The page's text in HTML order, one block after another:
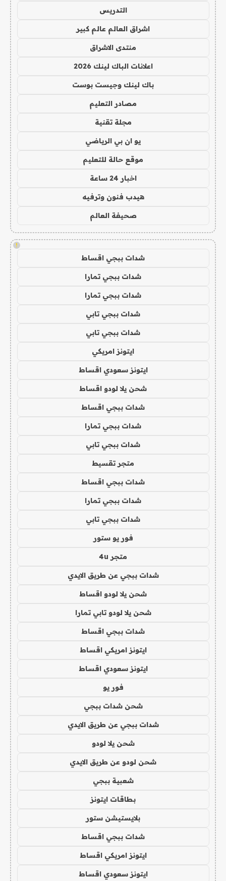
التدريس
اشراق العالم عالم كبير
منتدى الاشراق
اعلانات الباك لينك 2026
باك لينك وجيست بوست
مصادر التعليم
مجلة تقنية
يو ان بي الرياضي
موقع حالة للتعليم
اخبار 24 ساعة
هيدب فنون وترفيه
صحيفة العالم
!
شدات ببجي اقساط
شدات ببجي تمارا
شدات ببجي تمارا
شدات ببجي تابي
شدات ببجي تابي
ايتونز امريكي
ايتونز سعودي اقساط
شحن يلا لودو اقساط
شدات ببجي اقساط
شدات ببجي تمارا
شدات ببجي تابي
متجر تقسيط
شدات ببجي اقساط
شدات ببجي تمارا
شدات ببجي تابي
فور يو ستور
متجر 4u
شدات ببجي عن طريق الايدي
شحن يلا لودو اقساط
شحن يلا لودو تابي تمارا
شدات ببجي اقساط
ايتونز امريكي اقساط
ايتونز سعودي اقساط
فور يو
شحن شدات ببجي
شدات ببجي عن طريق الايدي
شحن يلا لودو
شحن لودو عن طريق الايدي
شعبية ببجي
بطاقات ايتونز
بلايستيشن ستور
شدات ببجي اقساط
ايتونز امريكي اقساط
ايتونز سعودي اقساط